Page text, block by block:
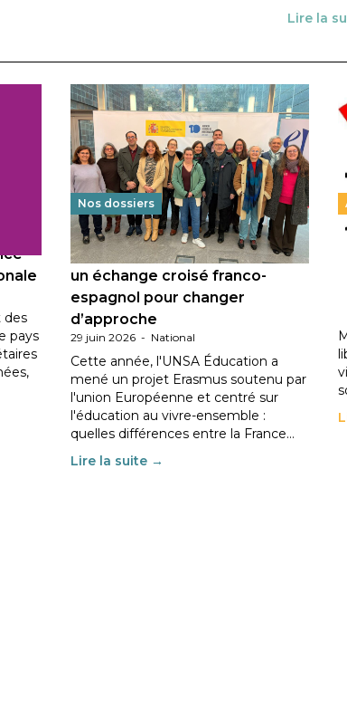
Lire la
des
pays
Nos dossiers
Éducation au vivre-ensemble :
un échange croisé franco-
espagnol pour changer
d’approche
29 juin 2026 - National
Cette année, l'UNSA Éducation a
mené un projet Erasmus soutenu par
l'union Européenne et centré sur
l'éducation au vivre-ensemble :
quelles différences entre la France…
Lire la suite →